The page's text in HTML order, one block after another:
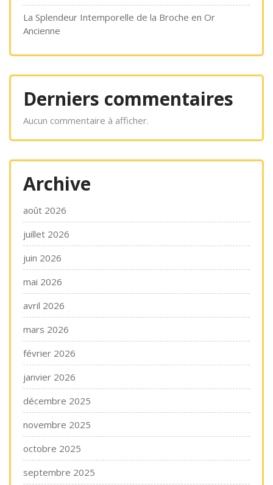
La Splendeur Intemporelle de la Broche en Or
Ancienne
Derniers commentaires
Aucun commentaire à afficher.
Archive
août 2026
juillet 2026
juin 2026
mai 2026
avril 2026
mars 2026
février 2026
janvier 2026
décembre 2025
novembre 2025
octobre 2025
septembre 2025